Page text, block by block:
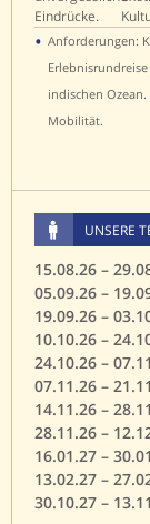
• Anforderungen:
indischen
Mobilität.
UNSERE
15.08.26 –
05.09.26 –
19.09.26 –
10.10.26 –
24.10.26 –
07.11.26 –
14.11.26 –
28.11.26 –
16.01.27 –
13.02.27 –
30.10.27 –